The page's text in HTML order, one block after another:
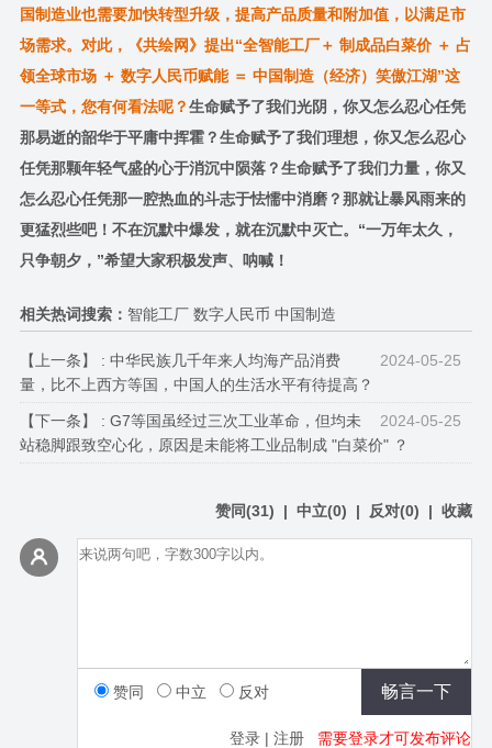
国制造业也需要加快转型升级，提高产品质量和附加值，以满足市
场需求。对此，《共绘网》提出“全智能工厂＋ 制成品白菜价 ＋ 占
领全球市场 ＋ 数字人民币赋能 ＝ 中国制造（经济）笑傲江湖”这
一等式，您有何看法呢？生命赋予了我们光阴，你又怎么忍心任凭
那易逝的韶华于平庸中挥霍？生命赋予了我们理想，你又怎么忍心
任凭那颗年轻气盛的心于消沉中陨落？生命赋予了我们力量，你又
怎么忍心任凭那一腔热血的斗志于怯懦中消磨？那就让暴风雨来的
更猛烈些吧！不在沉默中爆发，就在沉默中灭亡。“一万年太久，
只争朝夕，”希望大家积极发声、呐喊！
相关热词搜索： 智能工厂 数字人民币 中国制造
【上一条】 : 2024-05-25
中华民族几千年来人均海产品消费
量，比不上西方等国，中国人的生活水平有待提高？
【下一条】 : 2024-05-25
G7等国虽经过三次工业革命，但均未
站稳脚跟致空心化，原因是未能将工业品制成 "白菜价" ？
赞同(31) |中立(0) | 反对(0) |收藏
赞同 中立 反对
登录 |注册 需要登录才可发布评论